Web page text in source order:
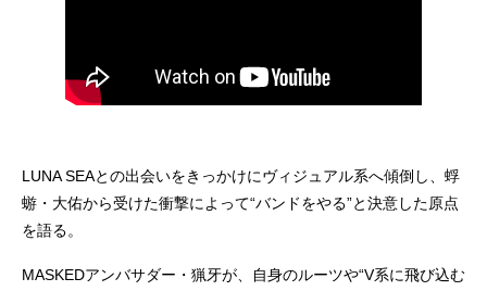
LUNA SEAとの出会いをきっかけにヴィジュアル系へ傾倒し、蜉
蝣・大佑から受けた衝撃によって“バンドをやる”と決意した原点
を語る。
MASKEDアンバサダー・猟牙が、自身のルーツや“V系に飛び込む